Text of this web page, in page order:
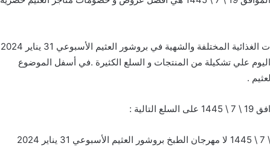
تخفيضات أسواق العثيم التي تضم علي احدث المنتجات الغذائية المختلفة والشهية في بروشور العثيم الأسبوعي 31 يناير 2024
التي تحتوي اليوم علي تشكيلة من المنتجات و السلع الكثيرة .في أسفل الموضوع
.
بروشور العثيم الأسبوعي 31 يناير 2024 الموافق 19 \ 7 \ 1445 لا مهرجان الطبخ بروشور العثيم الأسبوعي 31 يناير 2024